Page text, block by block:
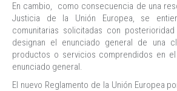
En cambio, como consecuencia de una
Justicia de la Unión Europea, se
comunitarias solicitadas con
designan el enunciado general de una
productos o servicios comprendidos en
enunciado general.
El nuevo Reglamento de la Unión Europea